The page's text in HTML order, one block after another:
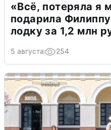
«Всё, потеряла я
подарила
лодку за 1,2 млн
5 августа 254